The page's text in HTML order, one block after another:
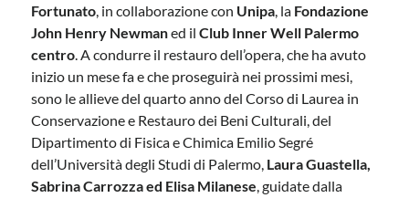
Fortunato, in collaborazione con Unipa, la Fondazione
John Henry Newmaned ilClub Inner Well Palermo
centro. A condurre il restauro dell’opera, che ha avuto
inizio un mese fa e che proseguirà nei prossimi mesi,
sono le allieve del quarto anno del Corso di Laurea in
Conservazione e Restauro dei Beni Culturali, del
Dipartimento di Fisica e Chimica Emilio Segré
dell’Università degli Studi di Palermo, Laura Guastella,
Sabrina Carrozza ed Elisa Milanese, guidate dalla